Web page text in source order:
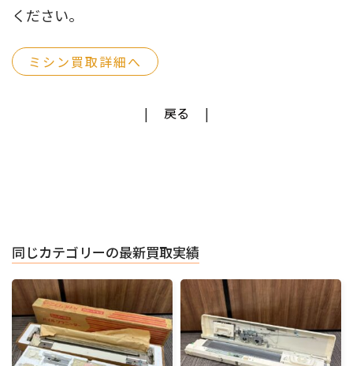
ください。
ミシン買取詳細へ
戻る
同じカテゴリーの最新買取実績